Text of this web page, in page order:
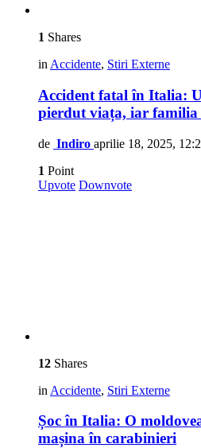
1 Shares
in Accidente, Stiri Externe
Accident fatal în Italia:
pierdut viața, iar familia
de Indiro aprilie 18, 2025,
1 Point
Upvote Downvote
12 Shares
in Accidente, Stiri Externe
Șoc în Italia: O
mașina în carabinieri